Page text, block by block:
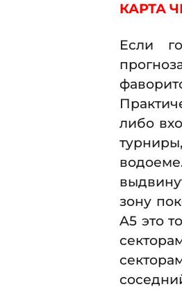
КАРТА
Если
либо
зону
A5 это